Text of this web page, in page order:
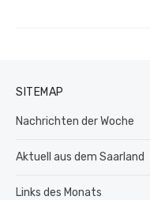
SITEMAP
Nachrichten der Woche
Aktuell aus dem Saarland
Links des Monats